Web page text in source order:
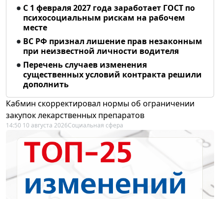
С 1 февраля 2027 года заработает ГОСТ по
психосоциальным рискам на рабочем
месте
ВС РФ признал лишение прав незаконным
при неизвестной личности водителя
Перечень случаев изменения
существенных условий контракта решили
дополнить
Кабмин скорректировал нормы об ограничении
закупок лекарственных препаратов
14:50 10 августа 2026Социальная сфера